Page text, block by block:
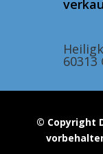
60313
© Copyright